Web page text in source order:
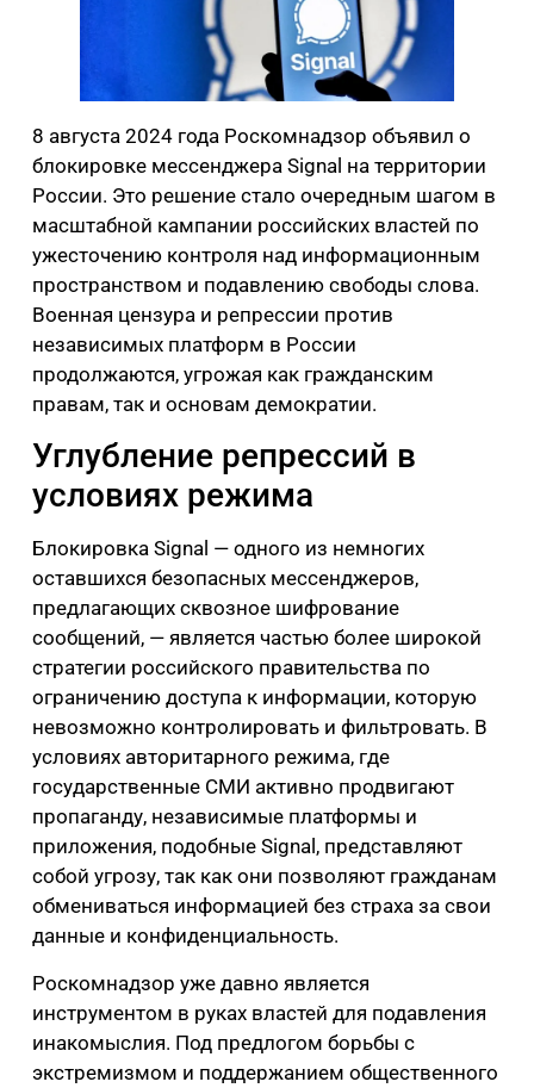
8 августа 2024 года Роскомнадзор объявил о
блокировке мессенджера Signal на территории
России. Это решение стало очередным шагом в
масштабной кампании российских властей по
ужесточению контроля над информационным
пространством и подавлению свободы слова.
Военная цензура и репрессии против
независимых платформ в России
продолжаются, угрожая как гражданским
правам, так и основам демократии.
Углубление репрессий в
условиях режима
Блокировка Signal — одного из немногих
оставшихся безопасных мессенджеров,
предлагающих сквозное шифрование
сообщений, — является частью более широкой
стратегии российского правительства по
ограничению доступа к информации, которую
невозможно контролировать и фильтровать. В
условиях авторитарного режима, где
государственные СМИ активно продвигают
пропаганду, независимые платформы и
приложения, подобные Signal, представляют
собой угрозу, так как они позволяют гражданам
обмениваться информацией без страха за свои
данные и конфиденциальность.
Роскомнадзор уже давно является
инструментом в руках властей для подавления
инакомыслия. Под предлогом борьбы с
экстремизмом и поддержанием общественного